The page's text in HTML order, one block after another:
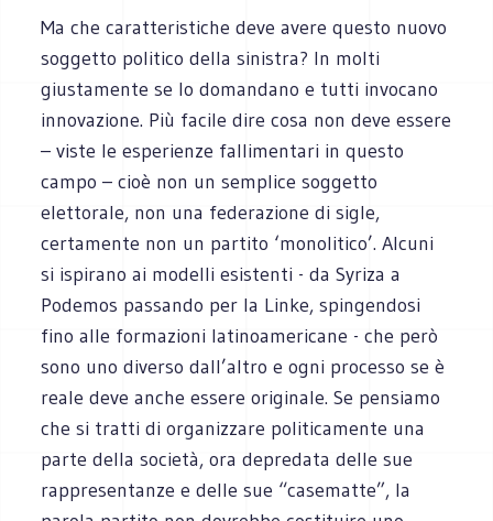
Ma che caratteristiche deve avere questo nuovo
soggetto politico della sinistra? In molti
giustamente se lo domandano e tutti invocano
innovazione. Più facile dire cosa non deve essere
– viste le esperienze fallimentari in questo
campo – cioè non un semplice soggetto
elettorale, non una federazione di sigle,
certamente non un partito ‘monolitico’. Alcuni
si ispirano ai modelli esistenti - da Syriza a
Podemos passando per la Linke, spingendosi
fino alle formazioni latinoamericane - che però
sono uno diverso dall’altro e ogni processo se è
reale deve anche essere originale. Se pensiamo
che si tratti di organizzare politicamente una
parte della società, ora depredata delle sue
rappresentanze e delle sue “casematte”, la